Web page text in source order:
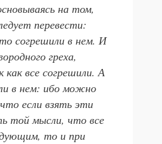
на том,
перевести:
согрешили в нем. И
греха,
все согрешили. А
в нем: ибо можно
если взять эти
той мысли, что все
то и при